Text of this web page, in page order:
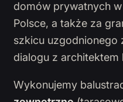
domów prywatnych w
Polsce, a także za
szkicu
dialogu z
Wykonujemy